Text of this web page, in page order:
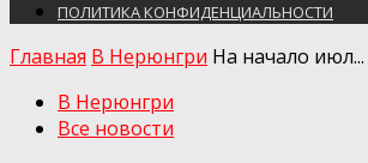
ПОЛИТИКА КОНФИДЕНЦИАЛЬНОСТИ
Главная В Нерюнгри На начало июл...
В Нерюнгри
Все новости